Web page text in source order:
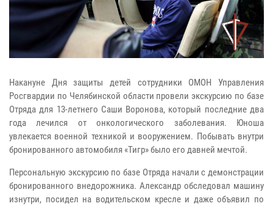
Накануне Дня защиты детей сотрудники ОМОН Управления
Росгвардии по Челябинской области провели экскурсию по базе
Отряда для 13-летнего Саши Воронова, который последние два
года лечился от онкологического заболевания. Юноша
увлекается военной техникой и вооружением. Побывать внутри
бронированного автомобиля «Тигр» было его давней мечтой.
Персональную экскурсию по базе Отряда начали с демонстрации
бронированного внедорожника. Александр обследовал машину
изнутри, посидел на водительском кресле и даже объявил по